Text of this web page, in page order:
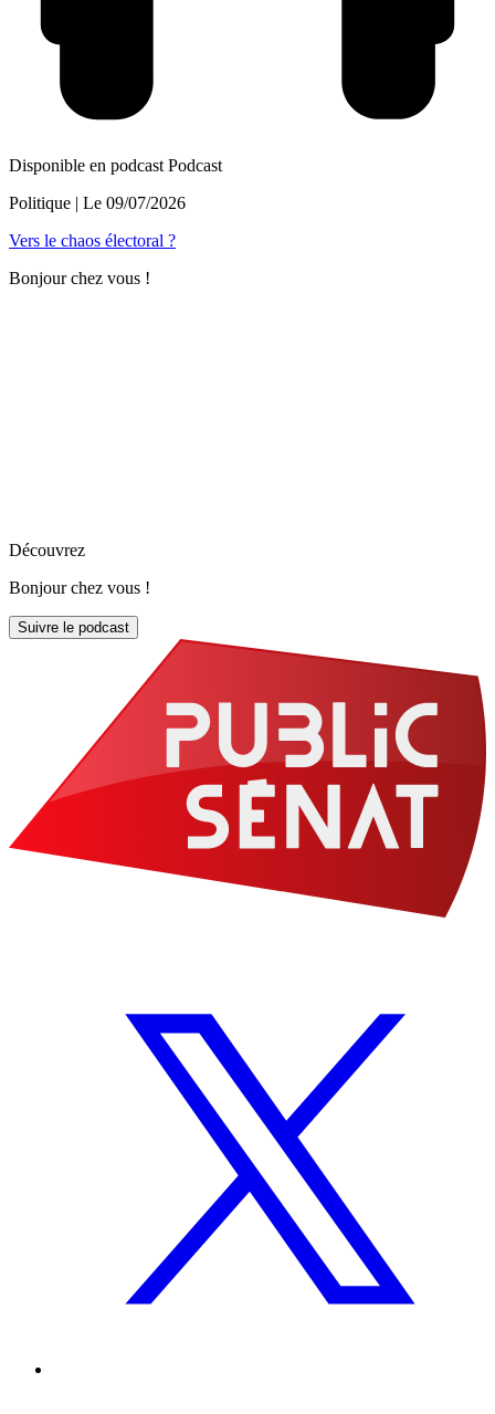
Disponible en podcast Podcast
Politique | Le 09/07/2026
Vers le chaos électoral ?
Bonjour chez vous !
Découvrez
Bonjour chez vous !
Suivre le podcast